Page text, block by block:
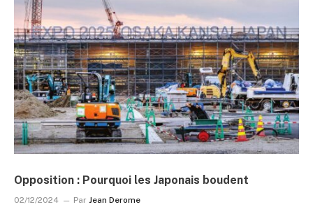
Opposition : Pourquoi les Japonais boudent
02/12/2024 Par Jean Derome